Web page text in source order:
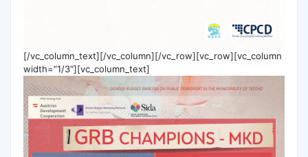
[/vc_column_text][/vc_column][/vc_row][vc_row][vc_column
width=”1/3″][vc_column_text]